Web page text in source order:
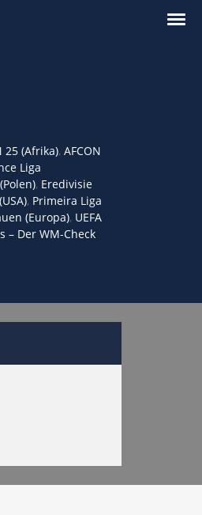
25 (Afrika), AFCON
Liga
, Eredivisie
, Primeira Liga
(Europa), UEFA
– Der WM-Check